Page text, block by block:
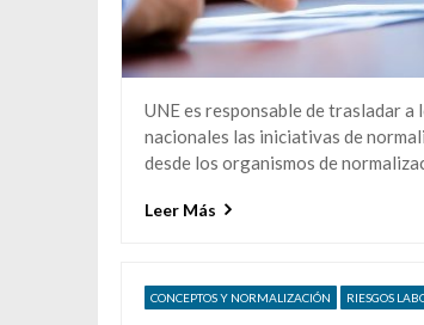
UNE es responsable de trasladar a
nacionales las iniciativas de
desde los organismos de
Leer Más
CONCEPTOS Y NORMALIZACIÓN RIESGOS